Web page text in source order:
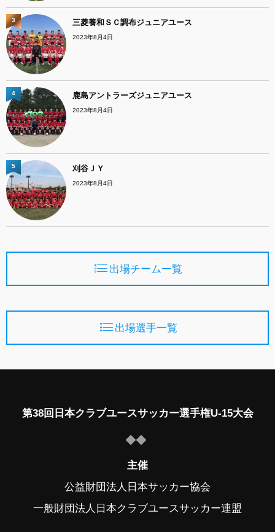
三菱養和ＳＣ調布ジュニアユース
2023年8月4日
3
鹿島アントラーズジュニアユース
2023年8月4日
4
刈谷ＪＹ
2023年8月4日
5
出場チーム一覧
出場選手一覧
第38回日本クラブユースサッカー選手権U-15大会
主催
公益財団法人日本サッカー協会
一般財団法人日本クラブユースサッカー連盟